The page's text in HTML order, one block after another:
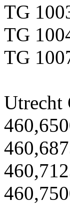
TG
TG
TG
Utrecht